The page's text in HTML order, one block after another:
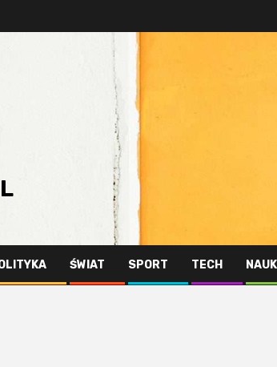
ŚWIAT SPORT TECH